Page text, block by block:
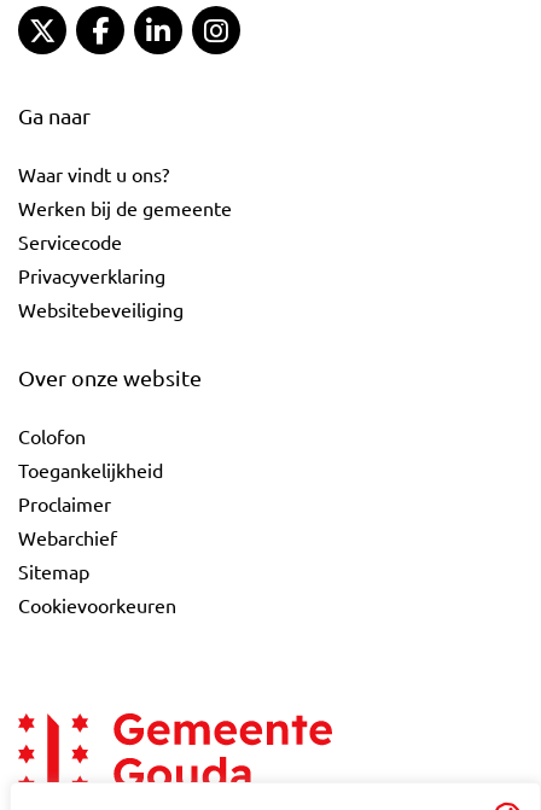
Gemeente Gouda Twitter
Gemeente Gouda Facebook
Gemeente Gouda LinkedIn
Ga naar
Waar vindt u ons?
Werken bij de gemeente
Servicecode
Privacyverklaring
Websitebeveiliging
Over onze website
Colofon
Toegankelijkheid
Proclaimer
Webarchief
Sitemap
Cookievoorkeuren